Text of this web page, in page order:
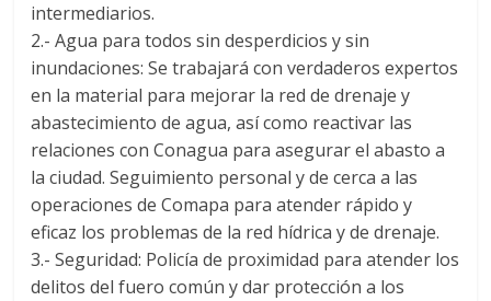
intermediarios.
2.- Agua para todos sin desperdicios y sin
inundaciones: Se trabajará con verdaderos expertos
en la material para mejorar la red de drenaje y
abastecimiento de agua, así como reactivar las
relaciones con Conagua para asegurar el abasto a
la ciudad. Seguimiento personal y de cerca a las
operaciones de Comapa para atender rápido y
eficaz los problemas de la red hídrica y de drenaje.
3.- Seguridad: Policía de proximidad para atender los
delitos del fuero común y dar protección a los